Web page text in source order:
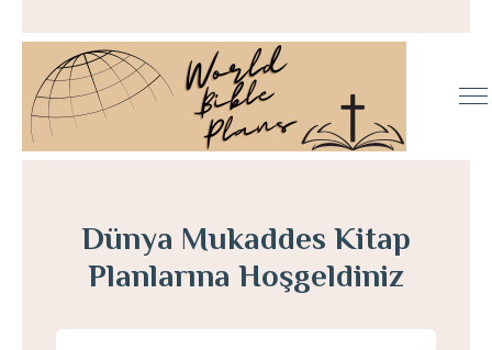
Dünya Mukaddes Kitap
Planlarına Hoşgeldiniz